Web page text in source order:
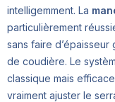
intelligemment. La
particulièrement
sans faire
de coudière. Le
classique mais
vraiment ajuster le